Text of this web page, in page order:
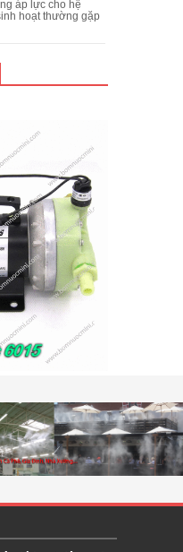
áp lực cho hệ
hoạt thường gặp